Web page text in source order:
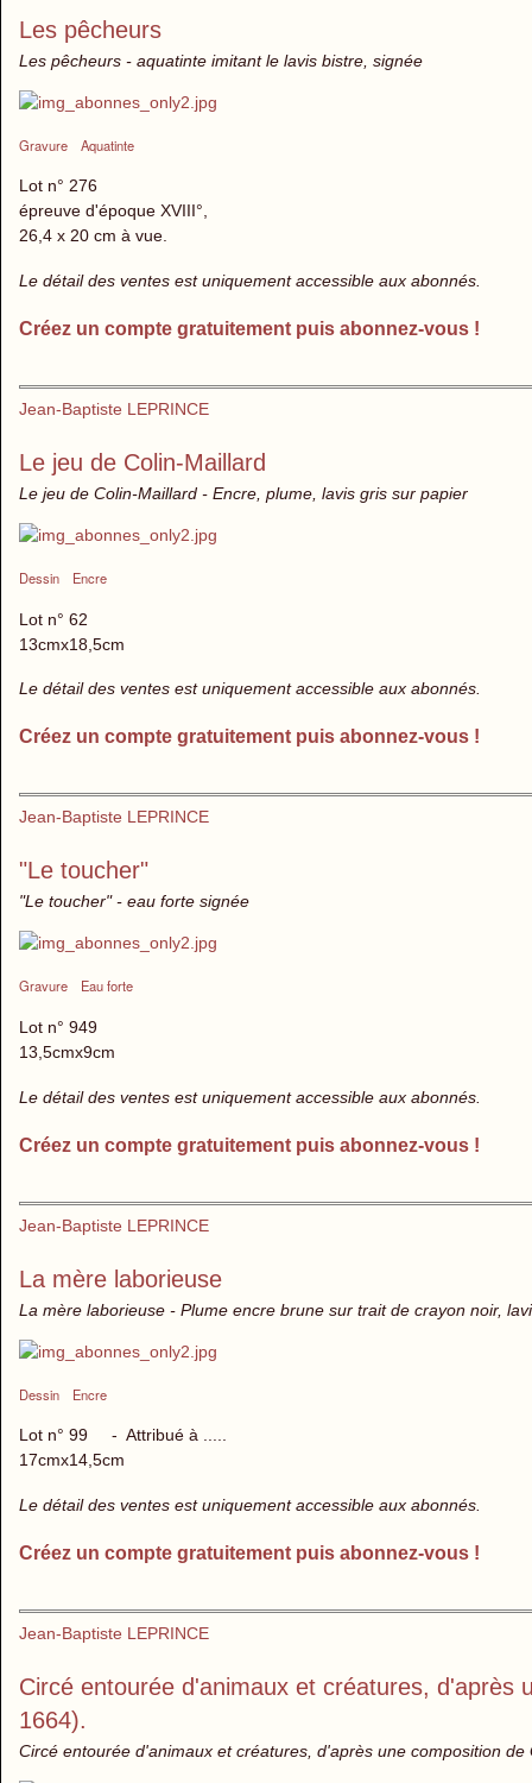
Les pêcheurs
Les pêcheurs - aquatinte imitant le lavis bistre, signée
Gravure Aquatinte
Lot n° 276
épreuve d'époque XVIII°,
26,4 x 20 cm à vue.
Le détail des ventes est uniquement accessible aux abonnés.
Créez un compte gratuitement puis abonnez-vous !
Jean-Baptiste LEPRINCE
Le jeu de Colin-Maillard
Le jeu de Colin-Maillard - Encre, plume, lavis gris sur papier
Dessin Encre
Lot n° 62
13cmx18,5cm
Le détail des ventes est uniquement accessible aux abonnés.
Créez un compte gratuitement puis abonnez-vous !
Jean-Baptiste LEPRINCE
"Le toucher"
"Le toucher" - eau forte signée
Gravure Eau forte
Lot n° 949
13,5cmx9cm
Le détail des ventes est uniquement accessible aux abonnés.
Créez un compte gratuitement puis abonnez-vous !
Jean-Baptiste LEPRINCE
La mère laborieuse
La mère laborieuse - Plume encre brune sur trait de crayon noir,
Dessin Encre
Lot n° 99 - Attribué à .....
17cmx14,5cm
Le détail des ventes est uniquement accessible aux abonnés.
Créez un compte gratuitement puis abonnez-vous !
Jean-Baptiste LEPRINCE
Circé entourée d'animaux et créatures, d'après
1664).
Circé entourée d'animaux et créatures, d'après une composition